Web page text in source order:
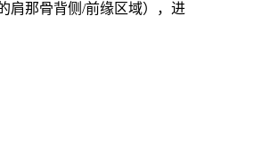
肩那骨背侧/前缘区域），进